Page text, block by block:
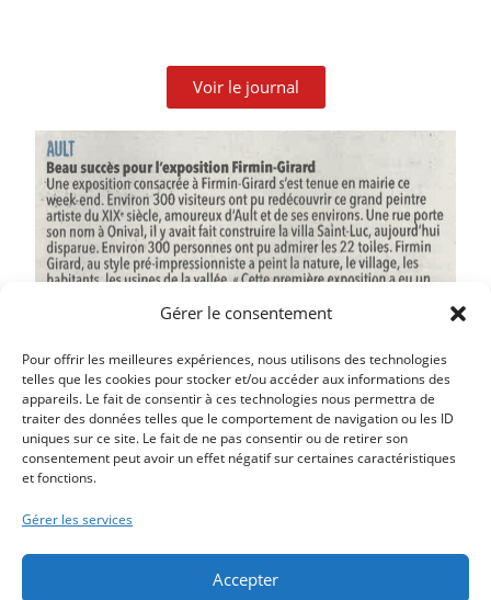
Gérer le consentement
Pour offrir les meilleures expériences, nous utilisons des technologies
telles que les cookies pour stocker et/ou accéder aux informations des
appareils. Le fait de consentir à ces technologies nous permettra de
traiter des données telles que le comportement de navigation ou les ID
uniques sur ce site. Le fait de ne pas consentir ou de retirer son
consentement peut avoir un effet négatif sur certaines caractéristiques
et fonctions.
Gérer les services
Accepter
Voir le journal
Article précédent
UN PROJET POUR MIEUX ACCUEILLIR LES TOURISTES À
VÉLO
CIRCULATION ET STATIONNEMENT